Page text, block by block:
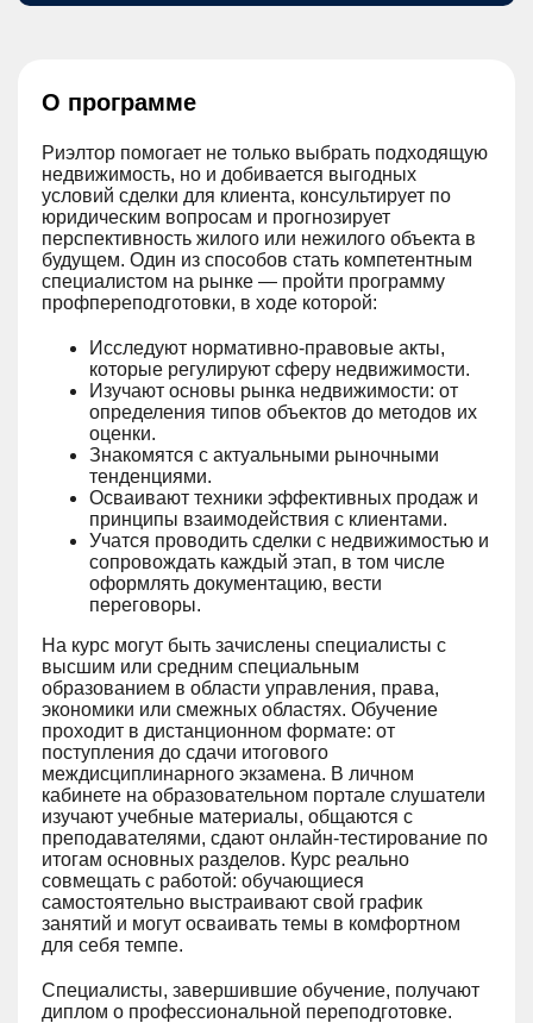
О программе
Риэлтор помогает не только выбрать подходящую
недвижимость, но и добивается выгодных
условий сделки для клиента, консультирует по
юридическим вопросам и прогнозирует
перспективность жилого или нежилого объекта в
будущем. Один из способов стать компетентным
специалистом на рынке — пройти программу
профпереподготовки, в ходе которой:
Исследуют нормативно-правовые акты,
которые регулируют сферу недвижимости.
Изучают основы рынка недвижимости: от
определения типов объектов до методов их
оценки.
Знакомятся с актуальными рыночными
тенденциями.
Осваивают техники эффективных продаж и
принципы взаимодействия с клиентами.
Учатся проводить сделки с недвижимостью и
сопровождать каждый этап, в том числе
оформлять документацию, вести
переговоры.
На курс могут быть зачислены специалисты с
высшим или средним специальным
образованием в области управления, права,
экономики или смежных областях. Обучение
проходит в дистанционном формате: от
поступления до сдачи итогового
междисциплинарного экзамена. В личном
кабинете на образовательном портале слушатели
изучают учебные материалы, общаются с
преподавателями, сдают онлайн-тестирование по
итогам основных разделов. Курс реально
совмещать с работой: обучающиеся
самостоятельно выстраивают свой график
занятий и могут осваивать темы в комфортном
для себя темпе.
Специалисты, завершившие обучение, получают
диплом о профессиональной переподготовке.